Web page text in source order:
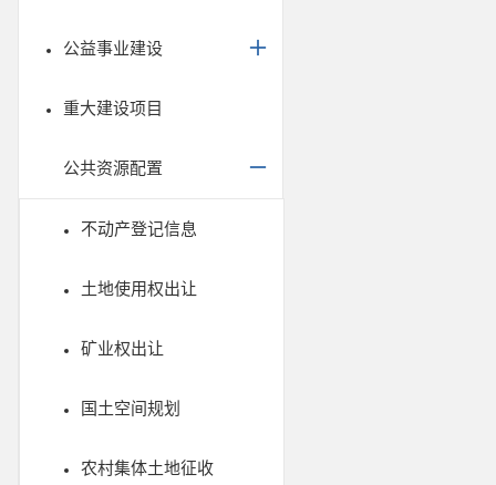
公益事业建设
重大建设项目
公共资源配置
不动产登记信息
土地使用权出让
矿业权出让
国土空间规划
农村集体土地征收